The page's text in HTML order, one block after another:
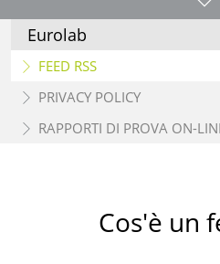
Eurolab
FEED RSS
PRIVACY POLICY
RAPPORTI DI PROVA ON-
Cos'è un